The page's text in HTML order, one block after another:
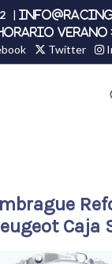
|
Twitter
Caja